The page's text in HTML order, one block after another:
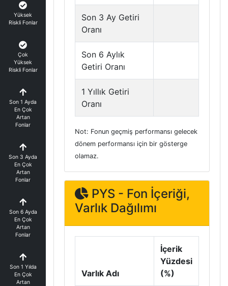
Yüksek
Riskli Fonlar
Çok
Yüksek
Riskli Fonlar
Son 1 Ayda
En Çok
Artan
Fonlar
Son 3 Ayda
En Çok
Artan
Fonlar
Son 6 Ayda
En Çok
Artan
Fonlar
Son 1 Yılda
En Çok
Artan
Son 3 Ay Getiri
Oranı
Son 6 Aylık
Getiri Oranı
1 Yıllık Getiri
Oranı
Not: Fonun geçmiş performansı gelecek
dönem performansı için bir gösterge
olamaz.
PYS - Fon İçeriği,
Varlık Dağılımı
Varlık Adı
İçerik
Yüzdesi
(%)